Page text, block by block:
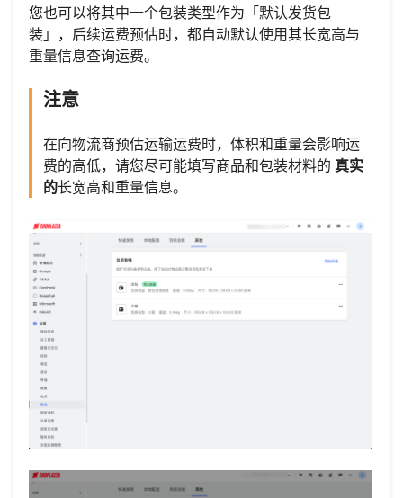
您也可以将其中一个包装类型作为「默认发货包
装」，后续运费预估时，都自动默认使用其长宽高与
重量信息查询运费。
注意
在向物流商预估运输运费时，体积和重量会影响运
费的高低，请您尽可能填写商品和包装材料的 真实
的长宽高和重量信息。